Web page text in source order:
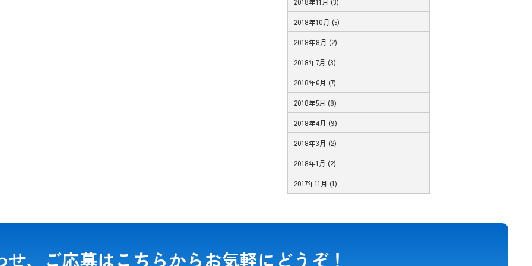
2018年10月 (5)
2018年8月 (2)
2018年7月 (3)
2018年6月 (7)
2018年5月 (8)
2018年4月 (9)
2018年3月 (2)
2018年1月 (2)
2017年11月 (1)
せ、ご応募はこちらからお気軽にどうぞ！